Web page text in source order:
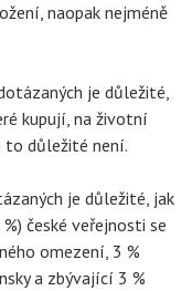
naopak nejméně
je důležité,
kupují, na životní
to důležité není.
je důležité, jak
české veřejnosti se
omezení, 3 %
a zbývající 3 %